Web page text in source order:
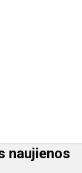
naujienos